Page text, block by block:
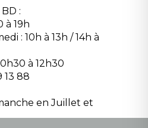
:
à 19h
: 10h à 13h / 14h à
à 12h30
13 88
en Juillet et